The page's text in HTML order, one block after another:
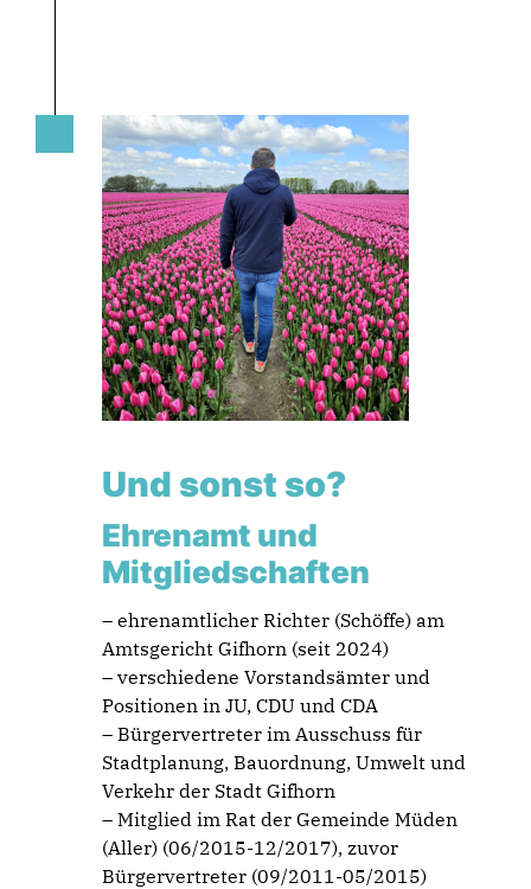
Und sonst so?
Ehrenamt und
Mitgliedschaften
– ehrenamtlicher Richter (Schöffe) am
Amtsgericht Gifhorn (seit 2024)
– verschiedene Vorstandsämter und
Positionen in JU, CDU und CDA
– Bürgervertreter im Ausschuss für
Stadtplanung, Bauordnung, Umwelt und
Verkehr der Stadt Gifhorn
– Mitglied im Rat der Gemeinde Müden
(Aller) (06/2015-12/2017), zuvor
Bürgervertreter (09/2011-05/2015)